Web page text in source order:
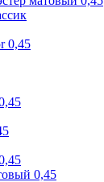
0,45
0,45